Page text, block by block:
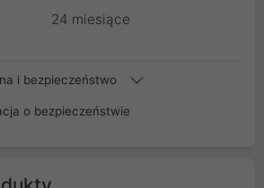
24 miesiące
i bezpieczeństwo
o bezpieczeństwie